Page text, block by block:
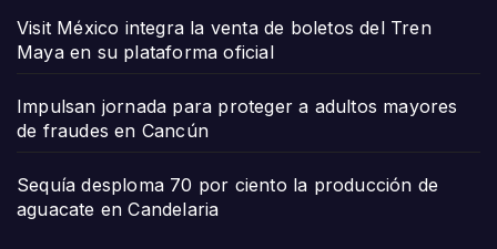
Visit México integra la venta de boletos del Tren
Maya en su plataforma oficial
Impulsan jornada para proteger a adultos mayores
de fraudes en Cancún
Sequía desploma 70 por ciento la producción de
aguacate en Candelaria